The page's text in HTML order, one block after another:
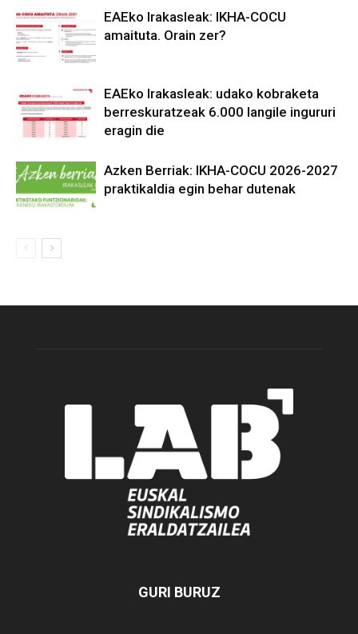
EAEko Irakasleak: IKHA-COCU
amaituta. Orain zer?
EAEko Irakasleak: udako kobraketa
berreskuratzeak 6.000 langile ingururi
eragin die
Azken Berriak: IKHA-COCU 2026-2027
praktikaldia egin behar dutenak
GURI BURUZ